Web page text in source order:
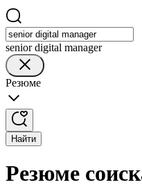
senior digital manager
Резюме
Найти
Резюме